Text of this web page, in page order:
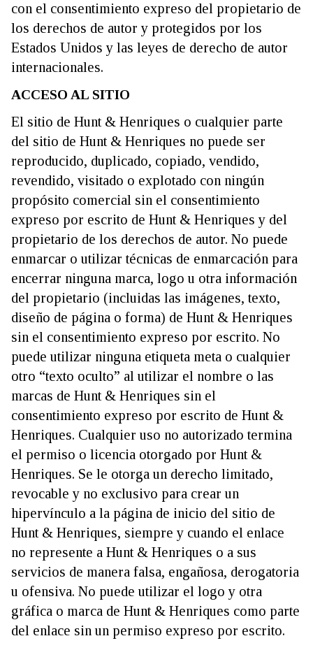
con el consentimiento expreso del propietario de
los derechos de autor y protegidos por los
Estados Unidos y las leyes de derecho de autor
internacionales.
ACCESO AL SITIO
El sitio de Hunt & Henriques o cualquier parte
del sitio de Hunt & Henriques no puede ser
reproducido, duplicado, copiado, vendido,
revendido, visitado o explotado con ningún
propósito comercial sin el consentimiento
expreso por escrito de Hunt & Henriques y del
propietario de los derechos de autor. No puede
enmarcar o utilizar técnicas de enmarcación para
encerrar ninguna marca, logo u otra información
del propietario (incluidas las imágenes, texto,
diseño de página o forma) de Hunt & Henriques
sin el consentimiento expreso por escrito. No
puede utilizar ninguna etiqueta meta o cualquier
otro “texto oculto” al utilizar el nombre o las
marcas de Hunt & Henriques sin el
consentimiento expreso por escrito de Hunt &
Henriques. Cualquier uso no autorizado termina
el permiso o licencia otorgado por Hunt &
Henriques. Se le otorga un derecho limitado,
revocable y no exclusivo para crear un
hipervínculo a la página de inicio del sitio de
Hunt & Henriques, siempre y cuando el enlace
no represente a Hunt & Henriques o a sus
servicios de manera falsa, engañosa, derogatoria
u ofensiva. No puede utilizar el logo y otra
gráfica o marca de Hunt & Henriques como parte
del enlace sin un permiso expreso por escrito.